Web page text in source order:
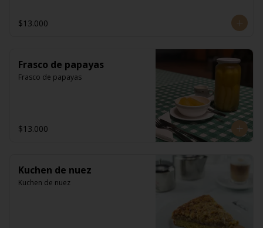
$13.000
Frasco de papayas
Frasco de papayas
$13.000
Kuchen de nuez
Kuchen de nuez